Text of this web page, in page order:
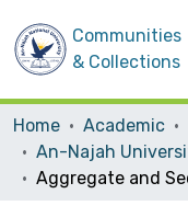
Communities
& Collections
Home Academic